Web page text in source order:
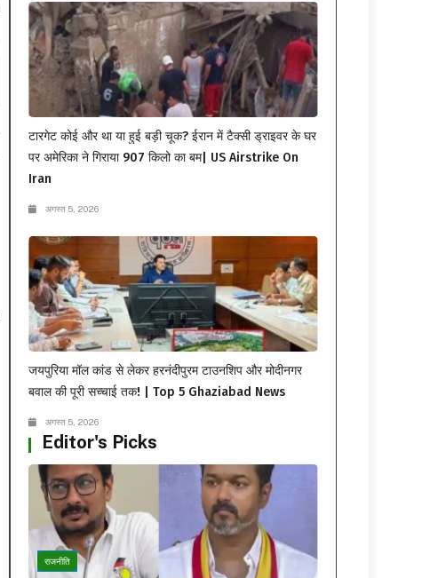
टारगेट कोई और था या हुई बड़ी चूक? ईरान में टैक्सी ड्राइवर के घर
पर अमेरिका ने गिराया 907 किलो का बम| US Airstrike On
Iran
अगस्त 5, 2026
जयपुरिया मॉल कांड से लेकर हरनंदीपुरम टाउनशिप और मोदीनगर
बवाल की पूरी सच्चाई तक! | Top 5 Ghaziabad News
अगस्त 5, 2026
Editor's Picks
राजनीति